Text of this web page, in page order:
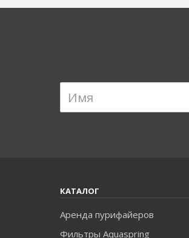
КАТАЛОГ
Аренда пурифайеров
Фильтры Aquaspring